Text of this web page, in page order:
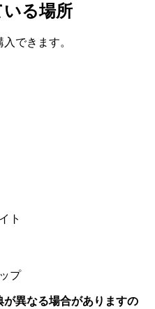
る場所
できます。
ト
プ
異なる場合がありますの